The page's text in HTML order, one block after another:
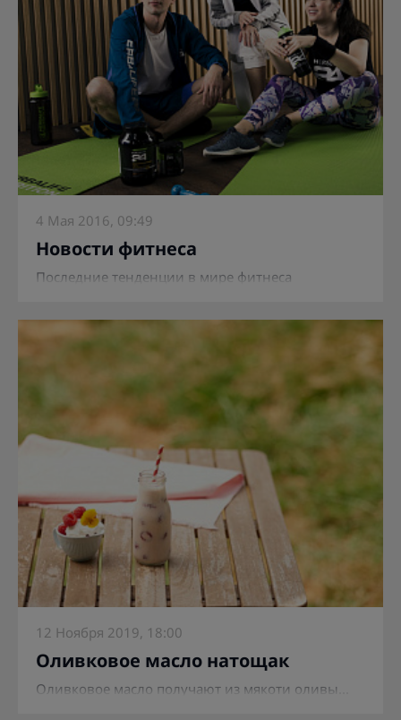
4 Мая 2016, 09:49
Новости фитнеса
Последние тенденции в мире фитнеса
12 Ноября 2019, 18:00
Оливковое масло натощак
Оливковое масло получают из мякоти оливы...